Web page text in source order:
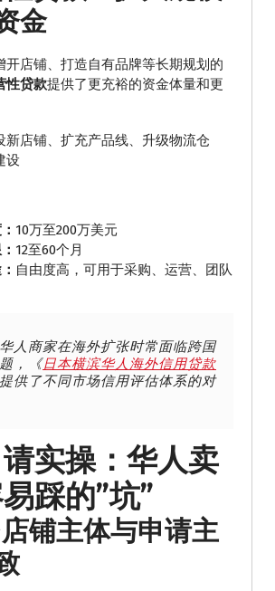
金
开店铺、打造自有品牌等长期规划的
性贷款提供了更充裕的资金体量和更
新店铺、扩充产品线、升级物流仓
设
10万至200万美元
12至60个月
自由度高，可用于采购、运营、团队
人商家在海外扩张时常面临跨国
，《日本横滨华人海外信用贷款
供了不同市场信用评估体系的对
实操：华人卖
踩的”坑”
店铺主体与申请主